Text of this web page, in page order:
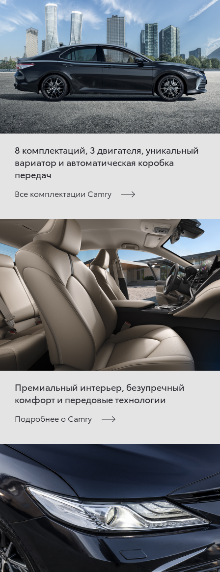
8 комплектаций, 3 двигателя, уникальный
вариатор и автоматическая коробка
передач
Все комплектации Camry
Премиальный интерьер, безупречный
комфорт и передовые технологии
Подробнее о Camry